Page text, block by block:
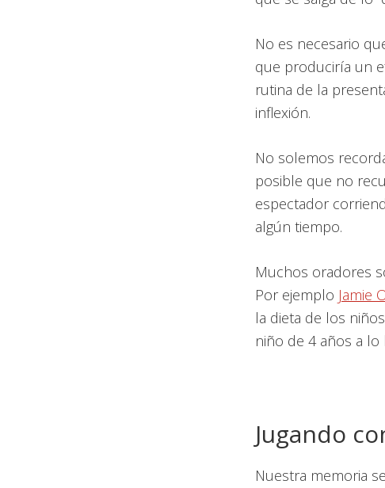
No es necesario
que produciría un
rutina de la
inflexión.
No solemos
posible que no
espectador
algún tiempo.
Muchos oradores
Por ejemplo Jamie
la dieta de los
niño de 4 años a lo
Jugando
Nuestra memoria